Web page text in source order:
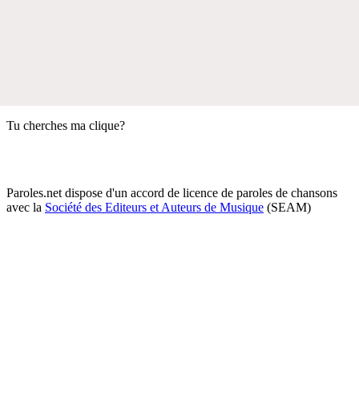
Tu cherches ma clique?
Paroles.net dispose d'un accord de licence de paroles de chansons
avec la Société des Editeurs et Auteurs de Musique (SEAM)